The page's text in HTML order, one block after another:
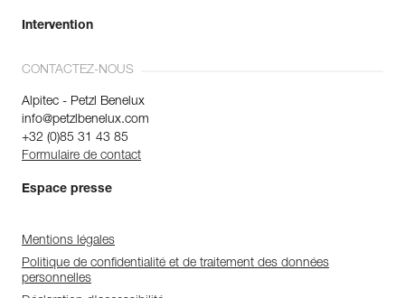
Intervention
CONTACTEZ-NOUS
Alpitec - Petzl Benelux
info@petzlbenelux.com
+32 (0)85 31 43 85
Formulaire de contact
Espace presse
Mentions légales
Politique de confidentialité et de traitement des données
personnelles